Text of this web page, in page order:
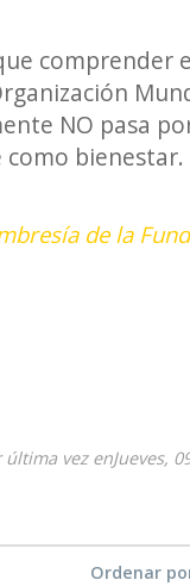
comprender
NO pasa
bienestar.
de la
vez enJueves,
Ordenar